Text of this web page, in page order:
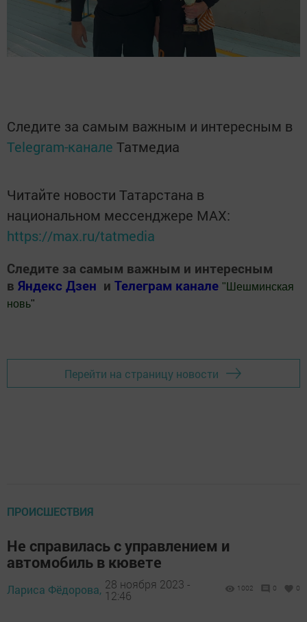
Следите за самым важным и интересным в
Telegram-канале Татмедиа
Читайте новости Татарстана в
национальном мессенджере MАХ:
https://max.ru/tatmedia
Следите за самым важным и интересным
в Яндекс Дзен и Телеграм канале " Шешминская
новь"
Перейти на страницу новости
ПРОИСШЕСТВИЯ
Не справилась с управлением и
автомобиль в кювете
Лариса Фёдорова, 28 ноября 2023 -
12:46
1002 0 0